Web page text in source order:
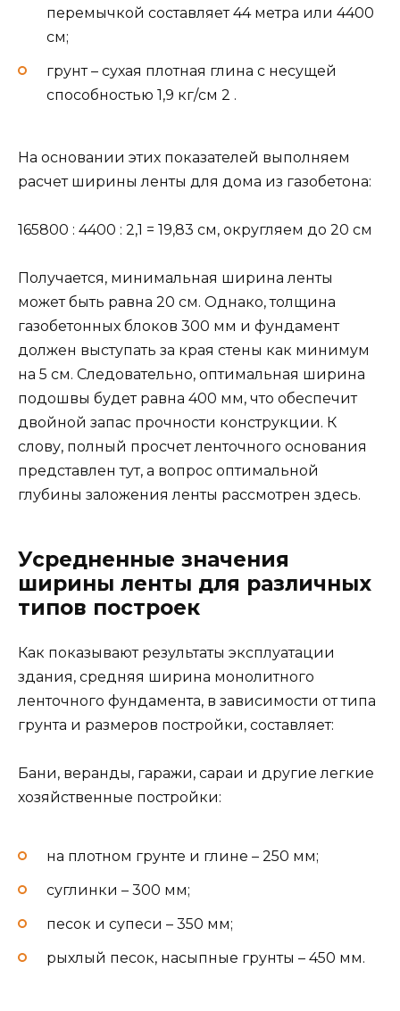
перемычкой составляет 44 метра или 4400
см;
грунт – сухая плотная глина с несущей
способностью 1,9 кг/см 2 .
На основании этих показателей выполняем
расчет ширины ленты для дома из газобетона:
165800 : 4400 : 2,1 = 19,83 см, округляем до 20 см
Получается, минимальная ширина ленты
может быть равна 20 см. Однако, толщина
газобетонных блоков 300 мм и фундамент
должен выступать за края стены как минимум
на 5 см. Следовательно, оптимальная ширина
подошвы будет равна 400 мм, что обеспечит
двойной запас прочности конструкции. К
слову, полный просчет ленточного основания
представлен тут, а вопрос оптимальной
глубины заложения ленты рассмотрен здесь.
Усредненные значения
ширины ленты для различных
типов построек
Как показывают результаты эксплуатации
здания, средняя ширина монолитного
ленточного фундамента, в зависимости от типа
грунта и размеров постройки, составляет:
Бани, веранды, гаражи, сараи и другие легкие
хозяйственные постройки:
на плотном грунте и глине – 250 мм;
суглинки – 300 мм;
песок и супеси – 350 мм;
рыхлый песок, насыпные грунты – 450 мм.